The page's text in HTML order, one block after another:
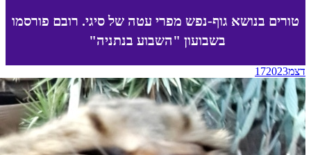
טורים בנושא גוף-נפש מפרי עטה של סיגי. רובם פורסמו
בשבועון "השבוע בנתניה"
דצמ 172023